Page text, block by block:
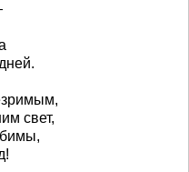
свет,